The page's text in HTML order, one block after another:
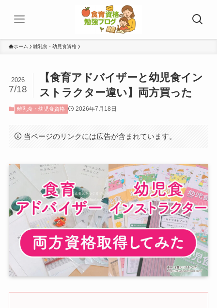
ホーム 離乳食・幼児食資格
【食育アドバイザーと幼児食イン
ストラクター違い】両方買った
2026
7/18
離乳食・幼児食資格 2026年7月18日
当ページのリンクには広告が含まれています。